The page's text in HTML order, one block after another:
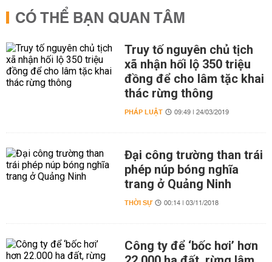
CÓ THỂ BẠN QUAN TÂM
Truy tố nguyên chủ tịch
xã nhận hối lộ 350 triệu
đồng để cho lâm tặc khai
thác rừng thông
PHÁP LUẬT 09:49 | 24/03/2019
Đại công trường than trái
phép núp bóng nghĩa
trang ở Quảng Ninh
THỜI SỰ 00:14 | 03/11/2018
Công ty để ‘bốc hơi’ hơn